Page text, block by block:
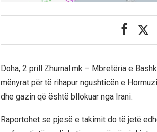
Doha, 2 prill Zhurnal.mk – Mbretëria e
mënyrat për të rihapur ngushticën e
dhe gazin që është bllokuar nga Irani.
Raportohet se pjesë e takimit do të jetë